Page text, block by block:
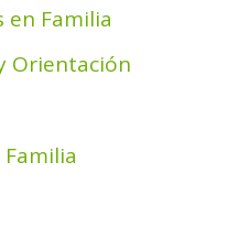
en Familia
Orientación